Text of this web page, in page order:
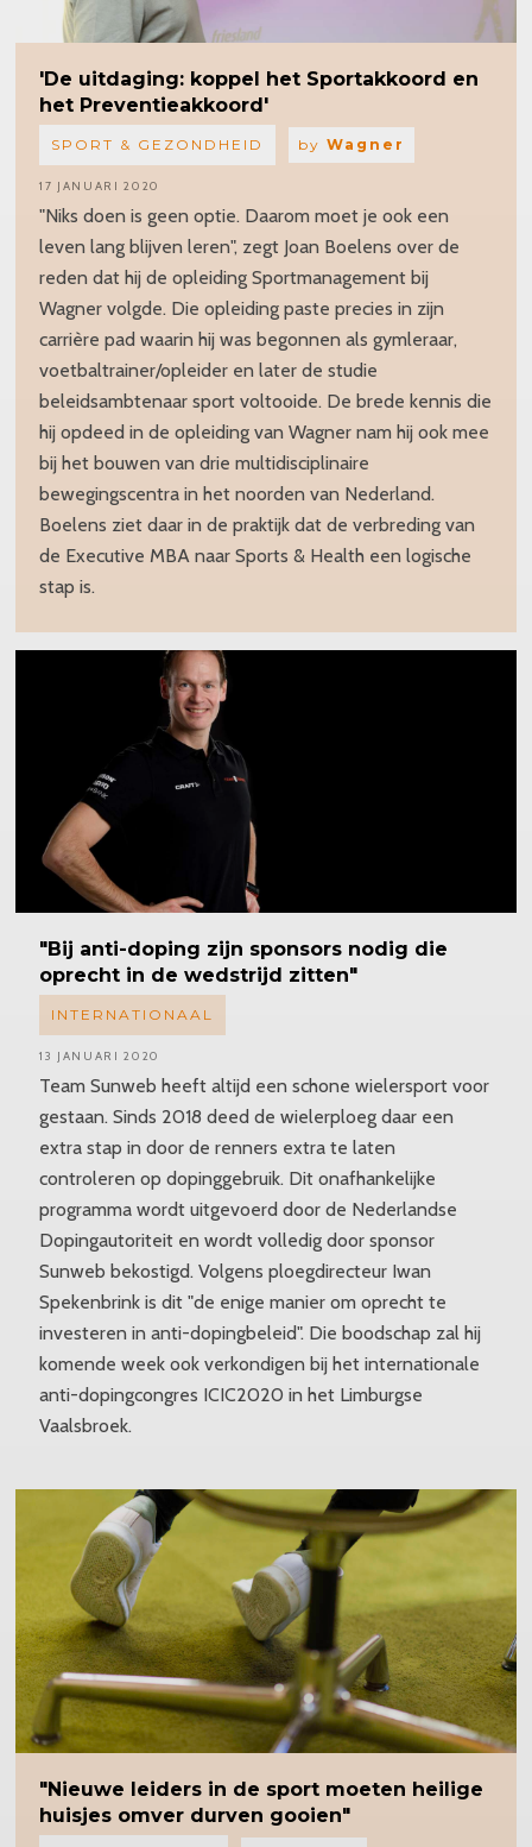
'De uitdaging: koppel het Sportakkoord en
het Preventieakkoord'
"Niks doen is geen optie. Daarom moet je ook een
leven lang blijven leren", zegt Joan Boelens over de
reden dat hij de opleiding Sportmanagement bij
Wagner volgde. Die opleiding paste precies in zijn
carrière pad waarin hij was begonnen als gymleraar,
voetbaltrainer/opleider en later de studie
beleidsambtenaar sport voltooide. De brede kennis die
hij opdeed in de opleiding van Wagner nam hij ook mee
bij het bouwen van drie multidisciplinaire
bewegingscentra in het noorden van Nederland.
Boelens ziet daar in de praktijk dat de verbreding van
de Executive MBA naar Sports & Health een logische
stap is.
SPORT & GEZONDHEID by Wagner
17 JANUARI 2020
"Bij anti-doping zijn sponsors nodig die
oprecht in de wedstrijd zitten"
Team Sunweb heeft altijd een schone wielersport voor
gestaan. Sinds 2018 deed de wielerploeg daar een
extra stap in door de renners extra te laten
controleren op dopinggebruik. Dit onafhankelijke
programma wordt uitgevoerd door de Nederlandse
Dopingautoriteit en wordt volledig door sponsor
Sunweb bekostigd. Volgens ploegdirecteur Iwan
Spekenbrink is dit "de enige manier om oprecht te
investeren in anti-dopingbeleid". Die boodschap zal hij
komende week ook verkondigen bij het internationale
anti-dopingcongres ICIC2020 in het Limburgse
Vaalsbroek.
INTERNATIONAAL
13 JANUARI 2020
"Nieuwe leiders in de sport moeten heilige
huisjes omver durven gooien"